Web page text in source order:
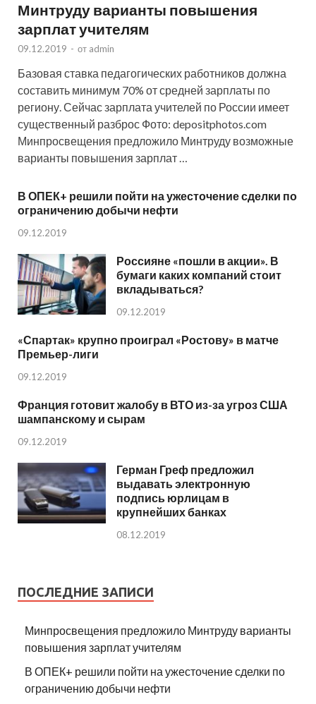
Минтруду варианты повышения
зарплат учителям
09.12.2019 - от admin
Базовая ставка педагогических работников должна
составить минимум 70% от средней зарплаты по
региону. Сейчас зарплата учителей по России имеет
существенный разброс Фото: depositphotos.com
Минпросвещения предложило Минтруду возможные
варианты повышения зарплат …
В ОПЕК+ решили пойти на ужесточение сделки по
ограничению добычи нефти
09.12.2019
Россияне «пошли в акции». В
бумаги каких компаний стоит
вкладываться?
09.12.2019
«Спартак» крупно проиграл «Ростову» в матче
Премьер-лиги
09.12.2019
Франция готовит жалобу в ВТО из-за угроз США
шампанскому и сырам
09.12.2019
Герман Греф предложил
выдавать электронную
подпись юрлицам в
крупнейших банках
08.12.2019
ПОСЛЕДНИЕ ЗАПИСИ
Минпросвещения предложило Минтруду варианты
повышения зарплат учителям
В ОПЕК+ решили пойти на ужесточение сделки по
ограничению добычи нефти